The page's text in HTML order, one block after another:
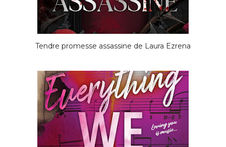
Tendre promesse assassine de Laura Ezrena